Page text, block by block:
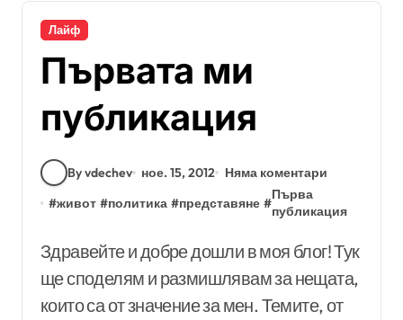
Лайф
Първата ми
публикация
By vdechev ное. 15, 2012
Няма коментари
#живот #политика #представяне #
Първа
публикация
Здравейте и добре дошли в моя блог! Тук
ще споделям и размишлявам за нещата,
които са от значение за мен. Темите, от